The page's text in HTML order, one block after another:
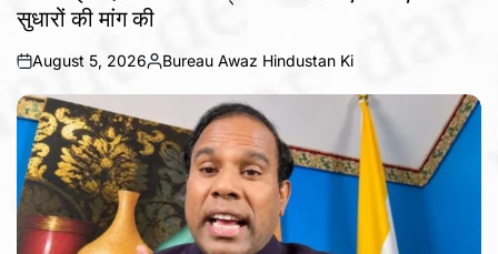
सुधारों की मांग की
on
August 5, 2026
Posted
by
Bureau Awaz Hindustan Ki